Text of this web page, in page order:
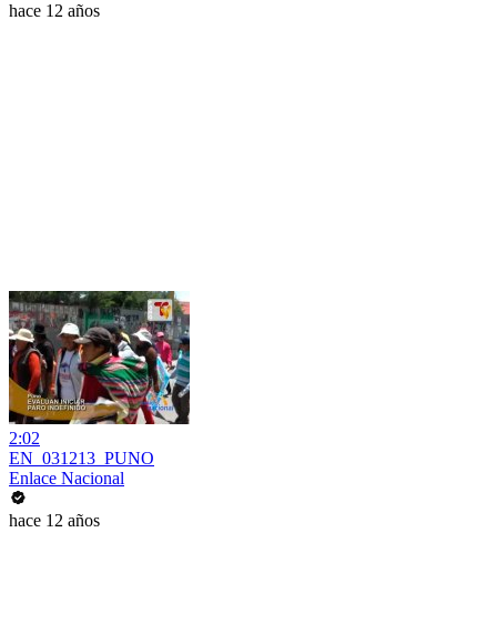
hace 12 años
2:02
EN_031213_PUNO
Enlace Nacional
hace 12 años